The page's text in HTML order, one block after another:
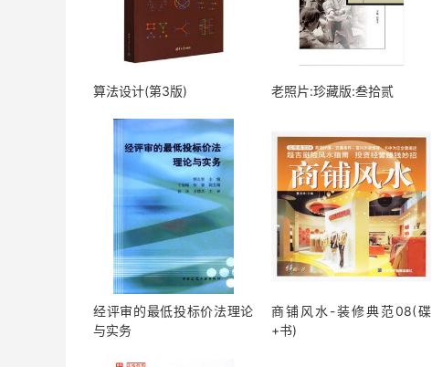
算法设计(第3版) 老照片:珍藏版:叁拾贰
经评审的最低投标价法理论
与实务
商铺风水-装修典范08(碟
+书)